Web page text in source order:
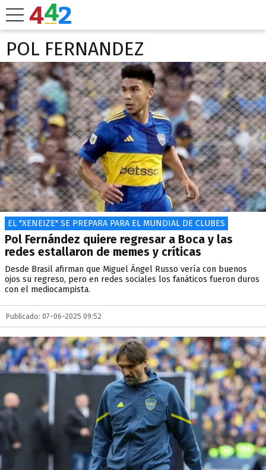
POL FERNANDEZ
EL "XENEIZE" SE PREPARA PARA EL MUNDIAL DE CLUBES
Pol Fernández quiere regresar a Boca y las
redes estallaron de memes y críticas
Desde Brasil afirman que Miguel Ángel Russo vería con buenos
ojos su regreso, pero en redes sociales los fanáticos fueron duros
con el mediocampista.
Publicado: 07-06-2025 09:52